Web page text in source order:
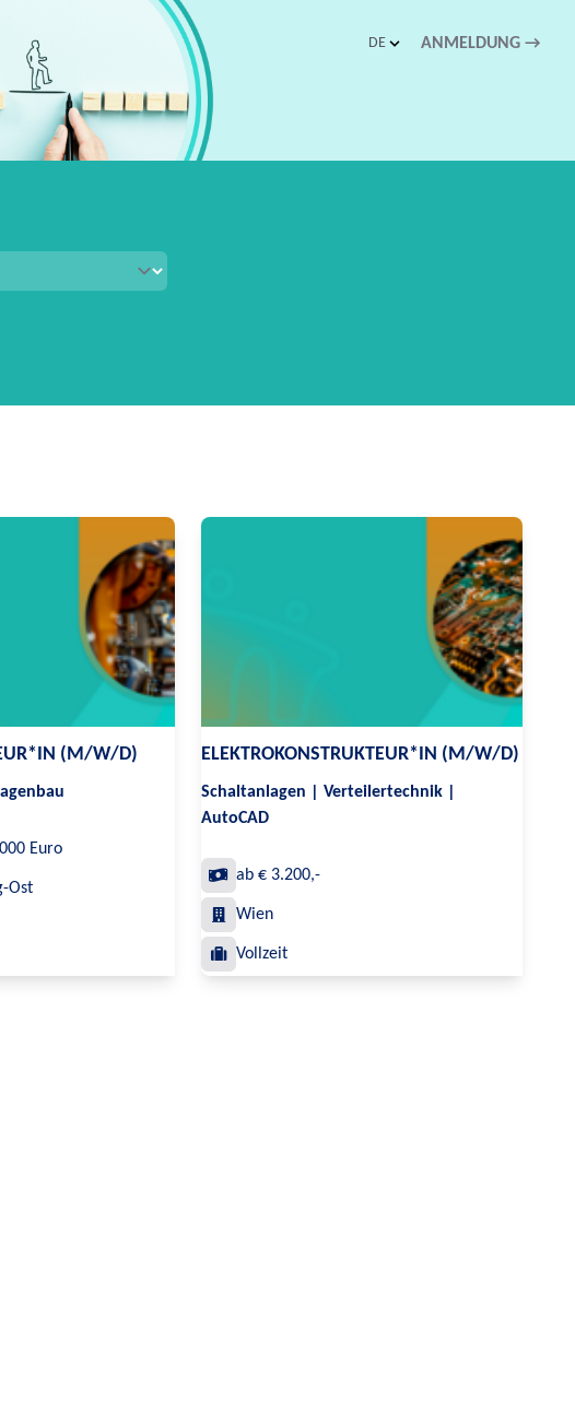
DE ANMELDUNG →
(M/W/D)
Euro
Ost
ELEKTROKONSTRUKTEUR*IN (M/W/D)
Schaltanlagen | Verteilertechnik |
AutoCAD
ab € 3.200,-
Wien
Vollzeit